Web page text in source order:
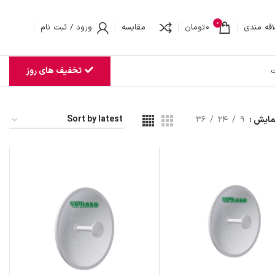
مندی 0
0تومان مقایسه ورود / ثبت نام
تخفیف های روز
9
24
36